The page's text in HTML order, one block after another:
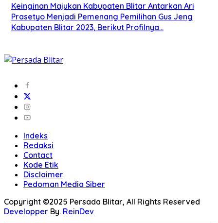
Keinginan Majukan Kabupaten Blitar Antarkan Ari
Prasetyo Menjadi Pemenang Pemilihan Gus Jeng
Kabupaten Blitar 2023, Berikut Profilnya…
Indeks
Redaksi
Contact
Kode Etik
Disclaimer
Pedoman Media Siber
Copyright ©2025 Persada Blitar, All Rights Reserved
Developper By. ReinDev